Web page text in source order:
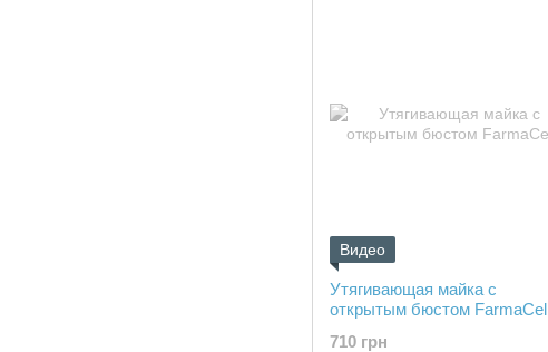
Видео
Утягивающая майка с
открытым бюстом
710 грн